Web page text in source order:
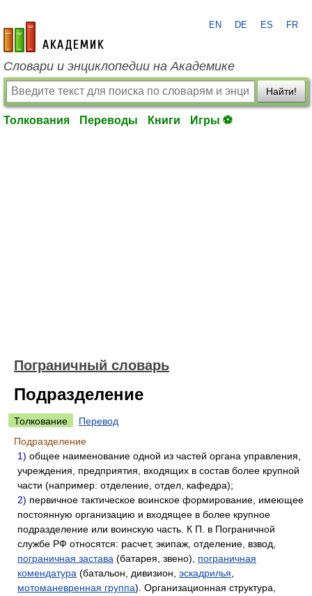
academic.ru
EN DE ES FR
Словари и энциклопедии на Академике
Найти!
Толкования Переводы Книги Игры ⚽
Пограничный словарь
Подразделение
Толкование
Перевод
Подразделение
1) общее наименование одной из частей органа управления,
учреждения, предприятия, входящих в состав более крупной
части (например: отделение, отдел, кафедра);
2) первичное тактическое воинское формирование, имеющее
постоянную организацию и входящее в более крупное
подразделение или воинскую часть. К П. в Пограничной
службе РФ относятся: расчет, экипаж, отделение, взвод,
пограничная застава (батарея, звено), пограничная
комендатура (батальон, дивизион, эскадрилья
мотоманевренная группа). Организационная структура,